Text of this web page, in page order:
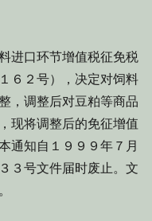
口环节增值税征免税
６２号），决定对饲料
，调整后对豆粕等商品
现将调整后的免征增值
通知自１９９９年７月
３号文件届时废止。文